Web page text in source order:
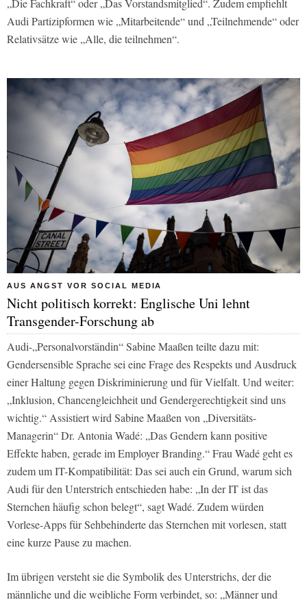
„Die Fachkraft“ oder „Das Vorstandsmitglied“. Zudem empfiehlt
Audi Partizipformen wie „Mitarbeitende“ und „Teilnehmende“ oder
Relativsätze wie „Alle, die teilnehmen“.
AUS ANGST VOR SOCIAL MEDIA
Nicht politisch korrekt: Englische Uni lehnt
Transgender-Forschung ab
Audi-„Personalvorständin“ Sabine Maaßen teilte dazu mit:
Gendersensible Sprache sei eine Frage des Respekts und Ausdruck
einer Haltung gegen Diskriminierung und für Vielfalt. Und weiter:
„Inklusion, Chancengleichheit und Gendergerechtigkeit sind uns
wichtig.“ Assistiert wird Sabine Maaßen von „Diversitäts-
Managerin“ Dr. Antonia Wadé: „Das Gendern kann positive
Effekte haben, gerade im Employer Branding.“ Frau Wadé geht es
zudem um IT-Kompatibilität: Das sei auch ein Grund, warum sich
Audi für den Unterstrich entschieden habe: „In der IT ist das
Sternchen häufig schon belegt“, sagt Wadé. Zudem würden
Vorlese-Apps für Sehbehinderte das Sternchen mit vorlesen, statt
eine kurze Pause zu machen.
Im übrigen versteht sie die Symbolik des Unterstrichs, der die
männliche und die weibliche Form verbindet, so: „Männer und